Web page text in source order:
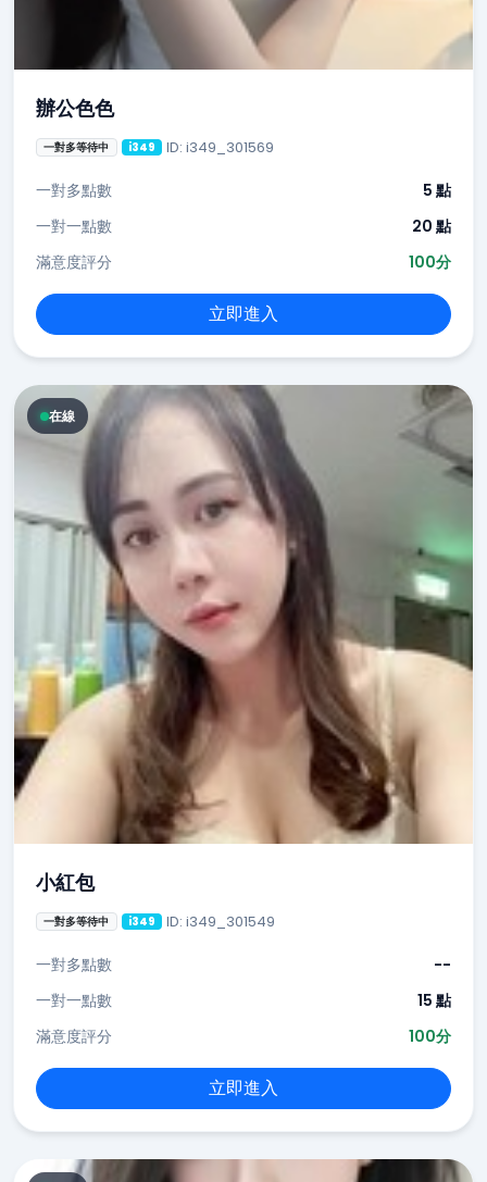
辦公色色
一對多等待中 i349 ID: i349_301569
一對多點數
5 點
一對一點數
20 點
滿意度評分
100分
立即進入
在線
小紅包
一對多等待中 i349 ID: i349_301549
一對多點數
--
一對一點數
15 點
滿意度評分
100分
立即進入